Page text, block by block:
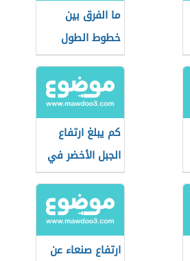
ما الفرق بين
خطوط الطول
ودوائر العرض
كم يبلغ ارتفاع
الجبل الأخضر في
عمان
ارتفاع صنعاء عن